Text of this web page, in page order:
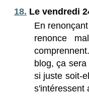
18. Le vendredi
En
renonce
blog, ça
si juste soit-
s'intéressent